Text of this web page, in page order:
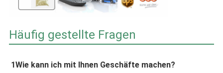
Häufig gestellte Fragen
1Wie kann ich mit Ihnen Geschäfte machen?